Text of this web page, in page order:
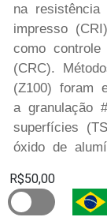
na
impresso
como controle
(CRC).
(Z100) foram
a granulação
superfícies
óxido de
R$50,00